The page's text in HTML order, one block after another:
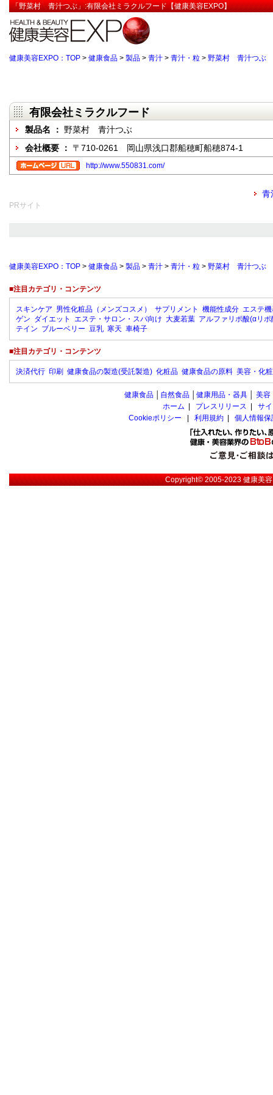
「野菜村 青汁つぶ」:有限会社ミラクルフード【健康美容EXPO】
健康美容EXPO：TOP > 健康食品 > 製品 > 青汁 > 青汁・粒 > 野菜村 青汁つぶ
有限会社ミラクルフード
製品名 ： 野菜村 青汁つぶ
会社概要 ： 〒710-0261 岡山県浅口郡船穂町船穂874-1
http://www.550831.com/
青
PRサイト
健康美容EXPO：TOP > 健康食品 > 製品 > 青汁 > 青汁・粒 > 野菜村 青汁つぶ
■注目カテゴリ・コンテンツ
スキンケア 男性化粧品（メンズコスメ） サプリメント 機能性成分 エステ
ゲン ダイエット エステ・サロン・スパ向け 大麦若葉 アルファリポ酸(αリポ
テイン ブルーベリー 豆乳 寒天 車椅子
■注目カテゴリ・コンテンツ
決済代行 印刷 健康食品の製造(受託製造) 化粧品 健康食品の原料 美容・化
健康食品 自然食品 健康用品・器具 美容
ホーム
プレスリリース
サ
Cookieポリシー
利用規約 個人情報
Copyright© 2005-2023健康美